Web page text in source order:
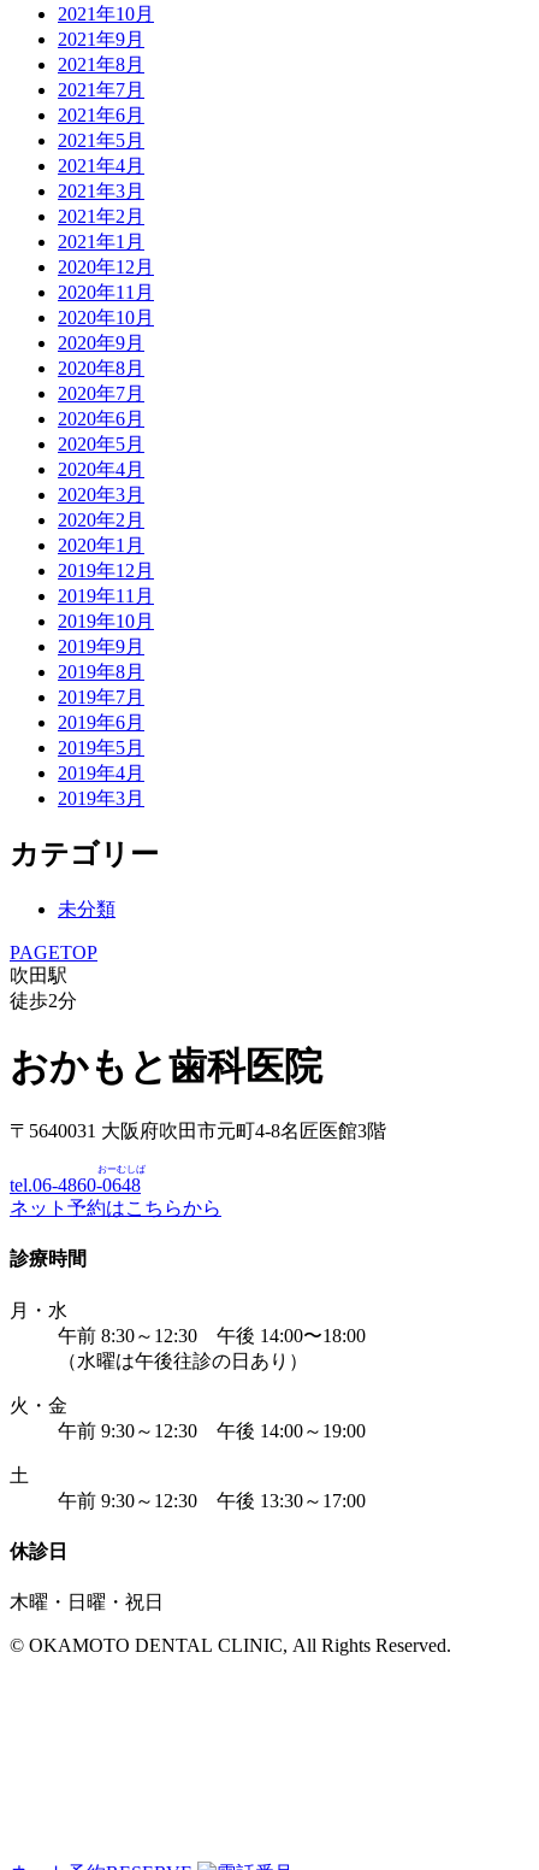
2021年10月
2021年9月
2021年8月
2021年7月
2021年6月
2021年5月
2021年4月
2021年3月
2021年2月
2021年1月
2020年12月
2020年11月
2020年10月
2020年9月
2020年8月
2020年7月
2020年6月
2020年5月
2020年4月
2020年3月
2020年2月
2020年1月
2019年12月
2019年11月
2019年10月
2019年9月
2019年8月
2019年7月
2019年6月
2019年5月
2019年4月
2019年3月
カテゴリー
未分類
PAGETOP
吹田駅
徒歩2分
おかもと歯科医院
〒5640031 大阪府吹田市元町4-8名匠医館3階
tel.06-4860-0648
おーむしば
ネット予約はこちらから
診療時間
月・水
午前 8:30～12:30 午後 14:00〜18:00
（水曜は午後往診の日あり）
火・金
午前 9:30～12:30 午後 14:00～19:00
土
午前 9:30～12:30 午後 13:30～17:00
休診日
木曜・日曜・祝日
© OKAMOTO DENTAL CLINIC, All Rights Reserved.